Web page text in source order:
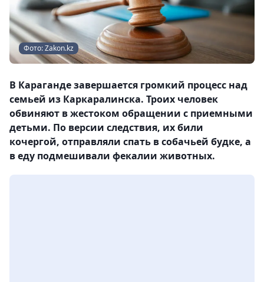
Фото: Zakon.kz
В Караганде завершается громкий процесс над
семьей из Каркаралинска. Троих человек
обвиняют в жестоком обращении с приемными
детьми. По версии следствия, их били
кочергой, отправляли спать в собачьей будке, а
в еду подмешивали фекалии животных.